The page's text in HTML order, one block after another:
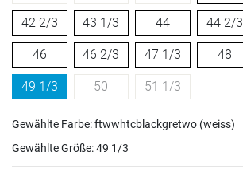
42 2/3 43 1/3 44 44 2/3
46 46 2/3 47 1/3 48
49 1/3 50 51 1/3
Gewählte Farbe: ftwwhtcblackgretwo (weiss)
Gewählte Größe:49 1/3